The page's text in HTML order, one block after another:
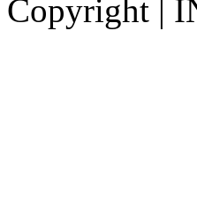
Copyright |